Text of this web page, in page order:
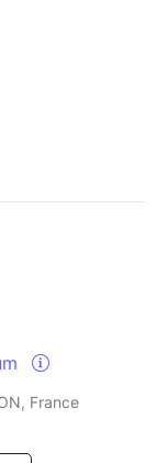
France